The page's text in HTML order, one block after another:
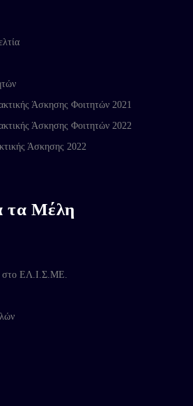
Άσκησης Φοιτητών 2021
Άσκησης Φοιτητών 2022
Άσκησης 2022
τα Μέλη
στο ΕΛ.Ι.Σ.ΜΕ.